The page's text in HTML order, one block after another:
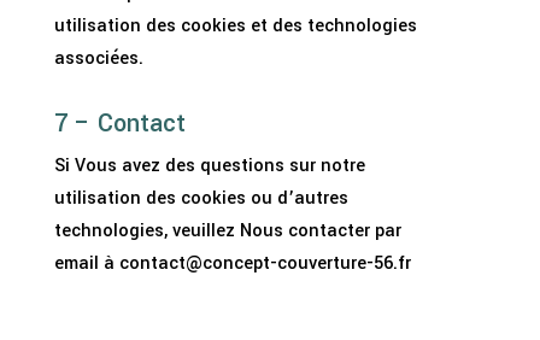
utilisation des cookies et des technologies
associées.
7 – Contact
Si Vous avez des questions sur notre
utilisation des cookies ou d’autres
technologies, veuillez Nous contacter par
email à contact@concept-couverture-56.fr